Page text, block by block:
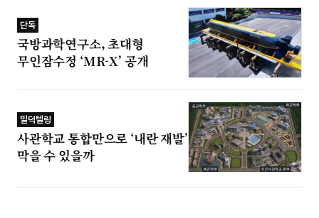
단독
국방과학연구소, 초대형
무인잠수정 ‘MR-X’ 공개
밀덕텔링
사관학교 통합만으로 ‘내란 재발’
막을 수 있을까